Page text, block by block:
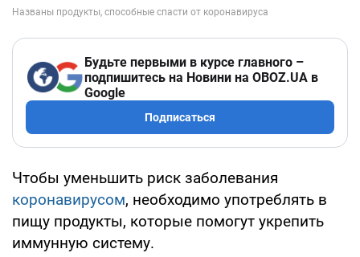
Будьте первыми в курсе главного –
подпишитесь на Новини на OBOZ.UA в
Google
Подписаться
Чтобы уменьшить риск заболевания
коронавирусом, необходимо употреблять в
пищу продукты, которые помогут укрепить
иммунную систему.